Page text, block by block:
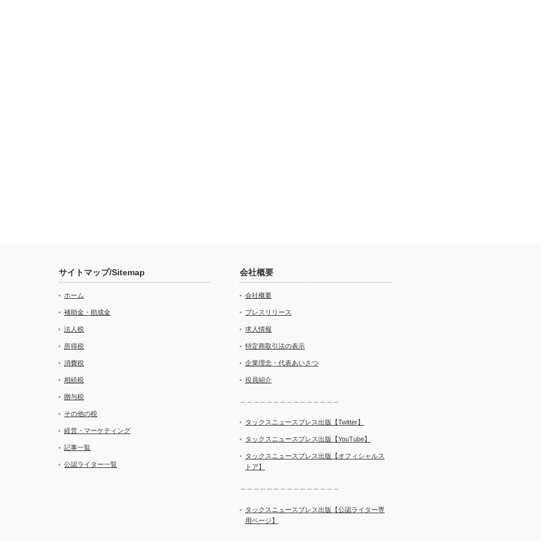
サイトマップ/Sitemap
ホーム
補助金・助成金
法人税
所得税
消費税
相続税
贈与税
その他の税
経営・マーケティング
記事一覧
公認ライター一覧
会社概要
会社概要
プレスリリース
求人情報
特定商取引法の表示
企業理念・代表あいさつ
役員紹介
タックスニュースプレス出版【Twitter】
タックスニュースプレス出版【YouTube】
タックスニュースプレス出版【オフィシャルス
トア】
タックスニュースプレス出版【公認ライター専
用ページ】